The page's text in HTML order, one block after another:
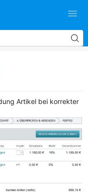
Artikel bei korrekter